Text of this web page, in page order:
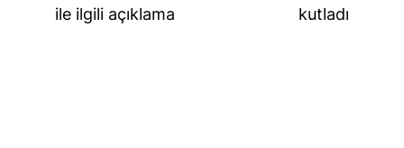
post:ile ilgili açıklama
kutladı